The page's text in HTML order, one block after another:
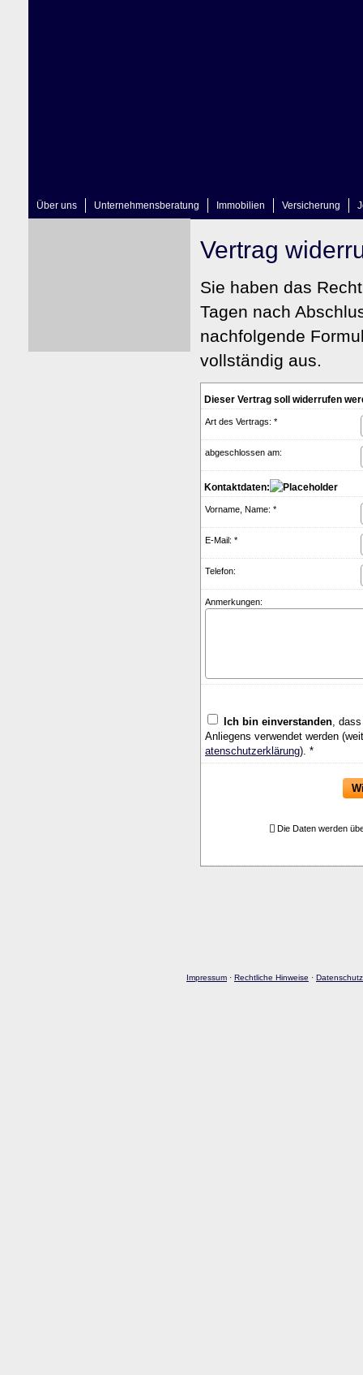
Über uns Unternehmensberatung Immobilien Versicherung
Vertrag
Sie haben das
Tagen nach
nachfolgende
vollständig aus.
Dieser Vertrag soll widerrufen
Art des Vertrags: *
abgeschlossen am:
Kontaktdaten:
Vorname, Name: *
E-Mail: *
Telefon:
Anmerkungen:
Ich bin einverstanden,
Anliegens verwendet werden
atenschutzerklärung). *
Die Daten werden
Impressum · Rechtliche Hinweise · Datenschutz